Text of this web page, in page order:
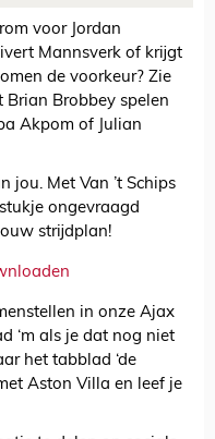
voor Jordan
Mannsverk of krijgt
de voorkeur? Zie
Brobbey spelen
Akpom of Julian
jou. Met Van ’t Schips
ongevraagd
strijdplan!
in onze Ajax
‘m als je dat nog niet
het tabblad ‘de
Aston Villa en leef je